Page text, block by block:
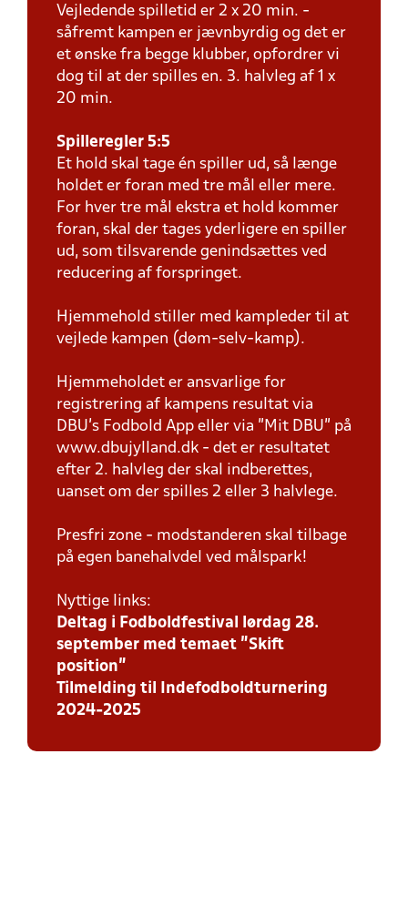
Vejledende spilletid er 2 x 20 min. -
såfremt kampen er jævnbyrdig og det er
et ønske fra begge klubber, opfordrer vi
dog til at der spilles en. 3. halvleg af 1 x
20 min.
Spilleregler 5:5
Et hold skal tage én spiller ud, så længe
holdet er foran med tre mål eller mere.
For hver tre mål ekstra et hold kommer
foran, skal der tages yderligere en spiller
ud, som tilsvarende genindsættes ved
reducering af forspringet.
Hjemmehold stiller med kampleder til at
vejlede kampen (døm-selv-kamp).
Hjemmeholdet er ansvarlige for
registrering af kampens resultat via
DBU’s Fodbold App eller via ”Mit DBU” på
www.dbujylland.dk - det er resultatet
efter 2. halvleg der skal indberettes,
uanset om der spilles 2 eller 3 halvlege.
Presfri zone - modstanderen skal tilbage
på egen banehalvdel ved målspark!
Nyttige links:
Deltag i Fodboldfestival lørdag 28.
september med temaet ”Skift
position”
Tilmelding til Indefodboldturnering
2024-2025